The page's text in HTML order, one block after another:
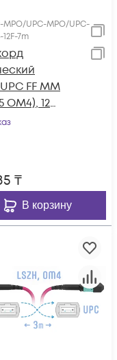
MPO/UPC-MPO/UPC-
7m
FF MM
OM4), 12
7 метров
₸
В корзину